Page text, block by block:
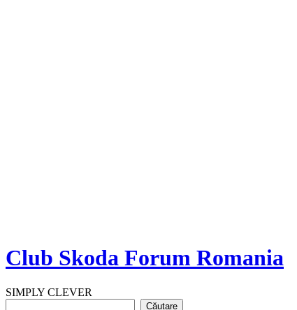
Club Skoda Forum Romania
SIMPLY CLEVER